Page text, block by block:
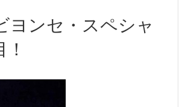
ヨンセ・スペシャ